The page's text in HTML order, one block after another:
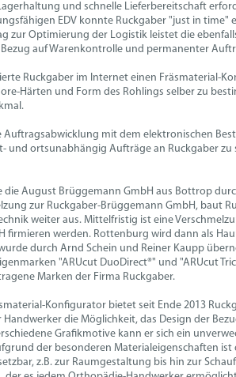
und schnelle Lieferbereitschaft
EDV konnte Ruckgaber "just in time"
zur Optimierung der Logistik leistet die
auf Warenkontrolle und permanenter
Ruckgaber im Internet einen Fräsmaterial-
Härten und Form des Rohlings selber zu
Auftragsabwicklung mit dem elektronischen
und ortsunabhängig Aufträge an Ruckgaber
die August Brüggemann GmbH aus Bottrop
zur Ruckgaber-Brüggemann GmbH, baut
weiter aus. Mittelfristig ist eine
firmieren werden. Rottenburg wird dann als
durch Arnd Schein und Reiner Kaupp
"ARUcut DuoDirect®" und "ARUcut
Marken der Firma Ruckgaber.
Konfigurator bietet seit Ende 2013
die Möglichkeit, das Design der
Grafikmotive kann er sich ein
der besonderen Materialeigenschaften
z.B. zur Raumgestaltung bis hin zur